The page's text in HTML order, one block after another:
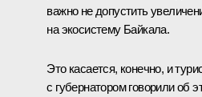
важно не допустить
на экосистему Байкала.
Это касается, конечно, и
с губернатором говорили об